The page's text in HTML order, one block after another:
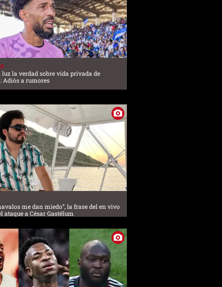
luz la verdad sobre vida privada de
Adiós a rumores
me dan miedo”, la frase del en vivo
ataque a César Gastélum